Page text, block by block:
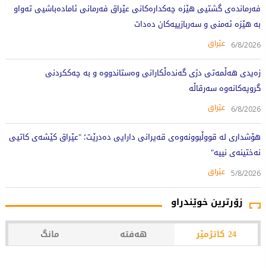
فەرماندەی گشتیی هێزە چەکدارەکانی عێراق فەرمانی ئامادەباشیی تەواو
بە هێزە ئەمنی و سەربازییەکان دەدات
6/8/2026 عێراق
زەیدی هەڵمەتی دژی گەندەڵکارانی وەستاندووە و بە چەککردنی
گروپەکانەوە سەرقاڵە
6/8/2026 عێراق
هۆشداری لە قووڵبوونەوەی قەیرانی دارایی دەدرێت؛ "عێراق کێشەی کاتیی
نەختینەی نییە"
5/8/2026 عێراق
زۆرترین خوێندراو
24 کاتژمێر هەفتە مانگ